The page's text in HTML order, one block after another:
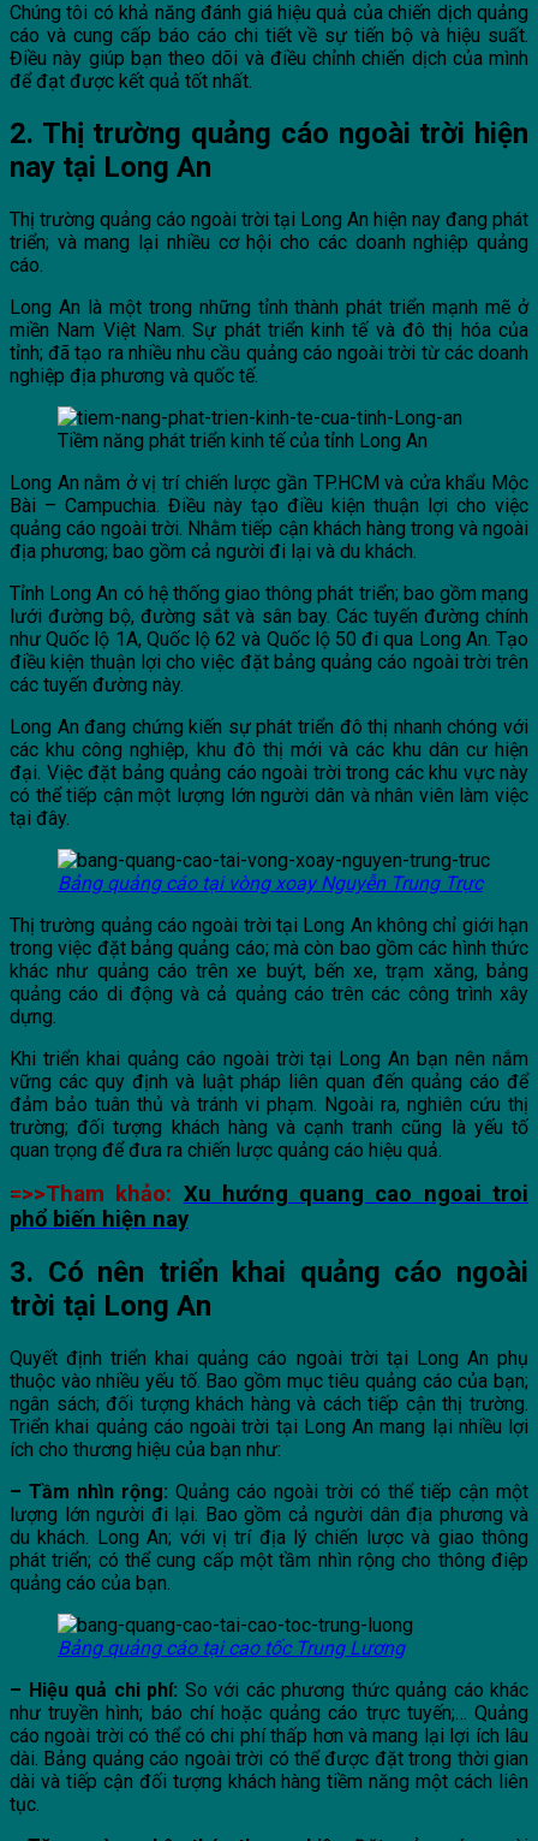
Chúng tôi có khả năng đánh giá hiệu quả của chiến dịch quảng
cáo và cung cấp báo cáo chi tiết về sự tiến bộ và hiệu suất.
Điều này giúp bạn theo dõi và điều chỉnh chiến dịch của mình
để đạt được kết quả tốt nhất.
2. Thị trường quảng cáo ngoài trời hiện
nay tại Long An
Thị trường quảng cáo ngoài trời tại Long An hiện nay đang phát
triển; và mang lại nhiều cơ hội cho các doanh nghiệp quảng
cáo.
Long An là một trong những tỉnh thành phát triển mạnh mẽ ở
miền Nam Việt Nam. Sự phát triển kinh tế và đô thị hóa của
tỉnh; đã tạo ra nhiều nhu cầu quảng cáo ngoài trời từ các doanh
nghiệp địa phương và quốc tế.
Tiềm năng phát triển kinh tế của tỉnh Long An
Long An nằm ở vị trí chiến lược gần TP.HCM và cửa khẩu Mộc
Bài – Campuchia. Điều này tạo điều kiện thuận lợi cho việc
quảng cáo ngoài trời. Nhằm tiếp cận khách hàng trong và ngoài
địa phương; bao gồm cả người đi lại và du khách.
Tỉnh Long An có hệ thống giao thông phát triển; bao gồm mạng
lưới đường bộ, đường sắt và sân bay. Các tuyến đường chính
như Quốc lộ 1A, Quốc lộ 62 và Quốc lộ 50 đi qua Long An. Tạo
điều kiện thuận lợi cho việc đặt bảng quảng cáo ngoài trời trên
các tuyến đường này.
Long An đang chứng kiến sự phát triển đô thị nhanh chóng với
các khu công nghiệp, khu đô thị mới và các khu dân cư hiện
đại. Việc đặt bảng quảng cáo ngoài trời trong các khu vực này
có thể tiếp cận một lượng lớn người dân và nhân viên làm việc
tại đây.
Bảng quảng cáo tại vòng xoay Nguyễn Trung Trực
Thị trường quảng cáo ngoài trời tại Long An không chỉ giới hạn
trong việc đặt bảng quảng cáo; mà còn bao gồm các hình thức
khác như quảng cáo trên xe buýt, bến xe, trạm xăng, bảng
quảng cáo di động và cả quảng cáo trên các công trình xây
dựng.
Khi triển khai quảng cáo ngoài trời tại Long An bạn nên nắm
vững các quy định và luật pháp liên quan đến quảng cáo để
đảm bảo tuân thủ và tránh vi phạm. Ngoài ra, nghiên cứu thị
trường; đối tượng khách hàng và cạnh tranh cũng là yếu tố
quan trọng để đưa ra chiến lược quảng cáo hiệu quả.
=>>Tham khảo: Xu hướng quang cao ngoai troi
phổ biến hiện nay
3. Có nên triển khai quảng cáo ngoài
trời tại Long An
Quyết định triển khai quảng cáo ngoài trời tại Long An phụ
thuộc vào nhiều yếu tố. Bao gồm mục tiêu quảng cáo của bạn;
ngân sách; đối tượng khách hàng và cách tiếp cận thị trường.
Triển khai quảng cáo ngoài trời tại Long An mang lại nhiều lợi
ích cho thương hiệu của bạn như:
– Tầm nhìn rộng: Quảng cáo ngoài trời có thể tiếp cận một
lượng lớn người đi lại. Bao gồm cả người dân địa phương và
du khách. Long An; với vị trí địa lý chiến lược và giao thông
phát triển; có thể cung cấp một tầm nhìn rộng cho thông điệp
quảng cáo của bạn.
Bảng quảng cáo tại cao tốc Trung Lương
– Hiệu quả chi phí: So với các phương thức quảng cáo khác
như truyền hình; báo chí hoặc quảng cáo trực tuyến;… Quảng
cáo ngoài trời có thể có chi phí thấp hơn và mang lại lợi ích lâu
dài. Bảng quảng cáo ngoài trời có thể được đặt trong thời gian
dài và tiếp cận đối tượng khách hàng tiềm năng một cách liên
tục.